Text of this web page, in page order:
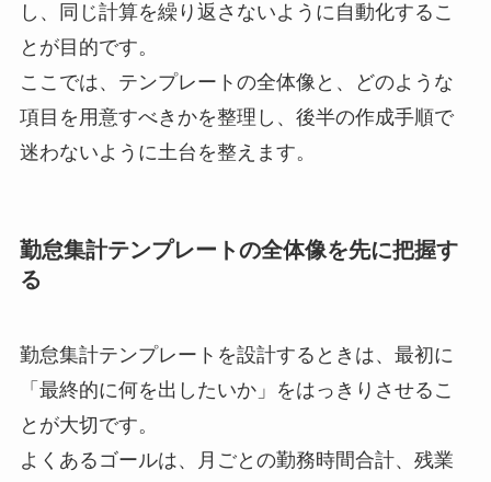
し、同じ計算を繰り返さないように自動化するこ
とが目的です。
ここでは、テンプレートの全体像と、どのような
項目を用意すべきかを整理し、後半の作成手順で
迷わないように土台を整えます。
勤怠集計テンプレートの全体像を先に把握す
る
勤怠集計テンプレートを設計するときは、最初に
「最終的に何を出したいか」をはっきりさせるこ
とが大切です。
よくあるゴールは、月ごとの勤務時間合計、残業